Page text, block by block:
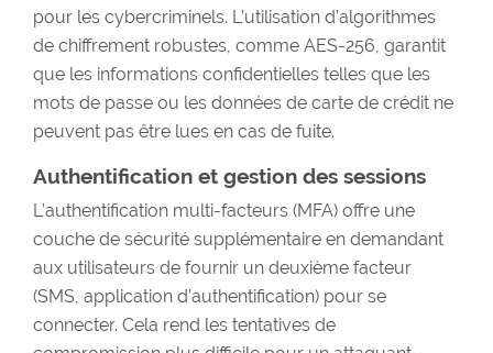
pour les cybercriminels. L’utilisation d’algorithmes
de chiffrement robustes, comme AES-256, garantit
que les informations confidentielles telles que les
mots de passe ou les données de carte de crédit ne
peuvent pas être lues en cas de fuite.
Authentification et gestion des sessions
L’authentification multi-facteurs (MFA) offre une
couche de sécurité supplémentaire en demandant
aux utilisateurs de fournir un deuxième facteur
(SMS, application d’authentification) pour se
connecter. Cela rend les tentatives de